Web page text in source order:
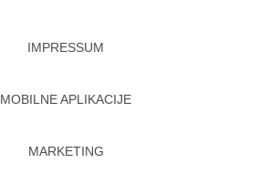
IMPRESSUM
MOBILNE APLIKACIJE
MARKETING